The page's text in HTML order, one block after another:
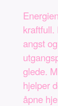
kraftfull.
angst
glede.
hjelper
åpne